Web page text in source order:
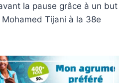
la pause grâce à un but
Tijani à la 38e